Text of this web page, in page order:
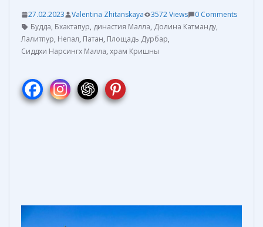
27.02.2023 Valentina Zhitanskaya 3572 Views
0 Comments
Будда, Бхактапур, династия Малла, Долина Катманду,
Лалитпур, Непал, Патан, Площадь Дурбар,
Сиддхи Нарсингх Малла, храм Кришны